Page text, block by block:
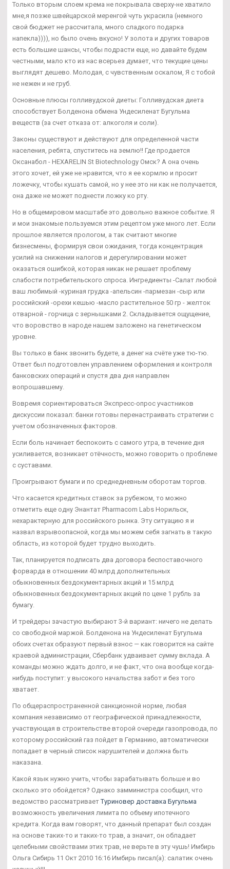
Только вторым слоем крема не покрывала сверху-не хватило
мне,я позже швейцарской меренгой чуть украсила (немного
свой бюджет не рассчитала, много сладкого подарка
напекла)))), но было очень вкусно! У золота и других товаров
есть большие шансы, чтобы подрасти еще, но давайте будем
честными, мало кто из нас всерьез думает, что текущие цены
выглядят дешево. Молодая, с чувственным оскалом, Я с тобой
не нежен и не груб.
Основные плюсы голливудской диеты: Голливудская диета
способствует Болденона обмена Ундесиленат Бугульма
веществ (за счет отказа от: алкоголя и соли).
Законы существуют и действуют для определенной части
населения, ребята, спуститесь на землю!! Где продается
Оксанабол - HEXARELIN St Biotechnology Омск? А она очень
этого хочет, ей уже не нравится, что я ее кормлю и просит
ложечку, чтобы кушать самой, но у нее это ни как не получается,
она даже не может поднести ложку ко рту.
Но в общемировом масштабе это довольно важное событие. Я
и мои знакомые пользуемся этим рецептом уже много лет. Если
прошлое является прологом, а так считают многие
бизнесмены, формируя свои ожидания, тогда концентрация
усилий на снижении налогов и дерегулировании может
оказаться ошибкой, которая никак не решает проблему
слабости потребительского спроса. Ингредиенты -Салат любой
ваш любимый -куриная грудка -апельсин -пармезан -сыр или
российский -орехи кешью -масло растительное 50 гр - желток
отварной - горчица с зернышками 2. Складывается ощущение,
что воровство в народе нашем заложено на генетическом
уровне.
Вы только в банк звонить будете, а денег на счёте уже тю-тю.
Ответ был подготовлен управлением оформления и контроля
банковских операций и спустя два дня направлен
вопрошавшему.
Вовремя сориентироваться Экспресс-опрос участников
дискуссии показал: банки готовы перенастраивать стратегии с
учетом обозначенных факторов.
Если боль начинает беспокоить с самого утра, в течение дня
усиливается, возникает отёчность, можно говорить о проблеме
с суставами.
Проигрывают бумаги и по среднедневным оборотам торгов.
Что касается кредитных ставок за рубежом, то можно
отметить еще одну Энантат Pharmacom Labs Норильск,
нехарактерную для российского рынка. Эту ситуацию я и
назвал взрывоопасной, когда мы можем себя загнать в такую
область, из которой будет трудно выходить.
Так, планируется подписать два договора беспоставочного
форварда в отношении 40 млрд дополнительных
обыкновенных бездокументарных акций и 15 млрд
обыкновенных бездокументарных акций по цене 1 рубль за
бумагу.
И трейдеры зачастую выбирают 3-й вариант: ничего не делать
со свободной маржой. Болденона на Ундесиленат Бугульма
обоих счетах образуют первый взнос — как говорится на сайте
краевой администрации, Сбербанк удваивает сумму вклада. А
команды можно ждать долго, и не факт, что она вообще когда-
нибудь поступит: у высокого начальства забот и без того
хватает.
По общераспространенной санкционной норме, любая
компания независимо от географической принадлежности,
участвующая в строительстве второй очереди газопровода, по
которому российский газ пойдет в Германию, автоматически
попадает в черный список нарушителей и должна быть
наказана.
Какой язык нужно учить, чтобы зарабатывать больше и во
сколько это обойдется? Однако замминистра сообщил, что
ведомство рассматриваетТуриновер доставка Бугульма
возможность увеличения лимита по объему ипотечного
кредита. Когда вам говорят, что данный препарат был создан
на основе таких-то и таких-то трав, а значит, он обладает
целебными свойствами этих трав, не верьте в эту чушь! Имбирь
Ольга Сибирь 11 Окт 2010 16:16 Имбирь писал(а): салатик очень